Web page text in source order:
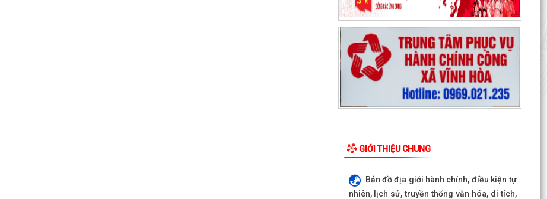
GIỚI THIỆU CHUNG
Bản đồ địa giới hành chính, điều kiện tự
nhiên, lịch sử, truyền thống văn hóa, di tích,